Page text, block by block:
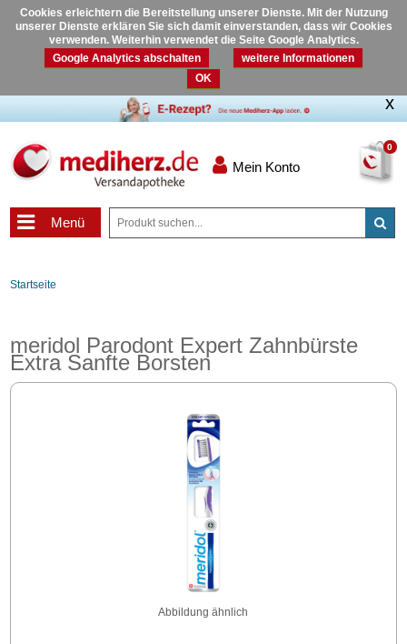
Cookies erleichtern die Bereitstellung unserer Dienste. Mit der Nutzung
unserer Dienste erklären Sie sich damit einverstanden, dass wir Cookies
verwenden. Weiterhin verwendet die Seite Google Analytics.
Google Analytics abschalten
weitere Informationen
OK
0
Mein Konto
Menü
Startseite
meridol Parodont Expert Zahnbürste
Extra Sanfte Borsten
Abbildung ähnlich